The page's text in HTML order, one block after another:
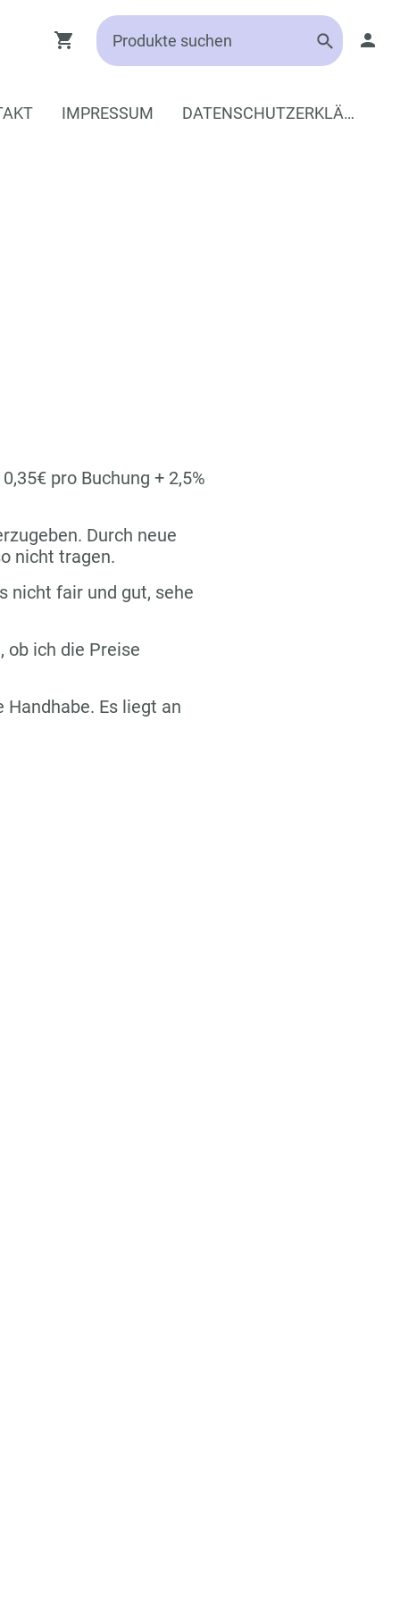
IMPRESSUM DATENSCHUTZERKLÄRUNG
pro Buchung + 2,5%
Durch neue
nicht tragen.
nicht fair und gut, sehe
ob ich die Preise
Es liegt an